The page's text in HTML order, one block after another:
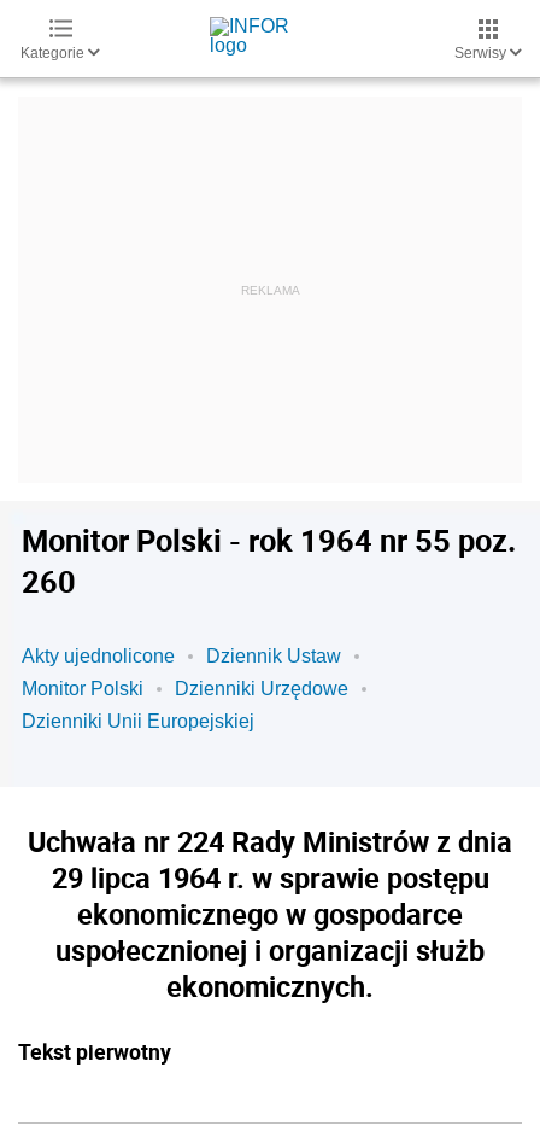
Kategorie Serwisy
Monitor Polski - rok 1964 nr 55 poz.
260
Akty ujednolicone
Dziennik Ustaw
Monitor Polski
Dzienniki Urzędowe
Dzienniki Unii Europejskiej
Uchwała nr 224 Rady Ministrów z dnia
29 lipca 1964 r. w sprawie postępu
ekonomicznego w gospodarce
uspołecznionej i organizacji służb
ekonomicznych.
Tekst pierwotny